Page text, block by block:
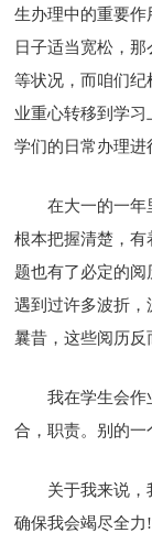
生办理中的重要作
日子适当宽松，
等状况，而咱们
业重心转移到学
学们的日常办理进
在大一的一年
根本把握清楚，有
题也有了必定的
遇到过许多波折
曩昔，这些阅历反
我在学生会作
合，职责。别的一
关于我来说，
确保我会竭尽全力